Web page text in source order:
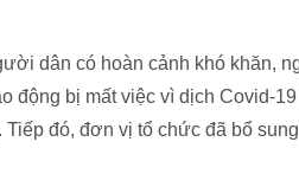
dân có hoàn cảnh khó khăn,
động bị mất việc vì dịch Covid-19
đó, đơn vị tổ chức đã bổ